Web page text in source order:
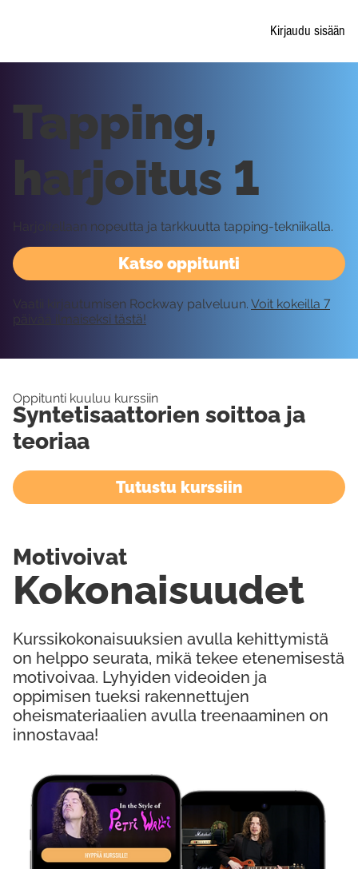
Kirjaudu sisään
Katso oppitunti
Tapping,
harjoitus 1
Harjoitellaan nopeutta ja tarkkuutta tapping-tekniikalla.
Vaatii kirjautumisen Rockway palveluun. Voit kokeilla 7
päivää ilmaiseksi tästä!
Oppitunti kuuluu kurssiin
Syntetisaattorien soittoa ja
teoriaa
Tutustu kurssiin
Kurssikokonaisuuksien avulla kehittymistä
on helppo seurata, mikä tekee etenemisestä
motivoivaa. Lyhyiden videoiden ja
oppimisen tueksi rakennettujen
oheismateriaalien avulla treenaaminen on
innostavaa!
Kokonaisuudet
Motivoivat